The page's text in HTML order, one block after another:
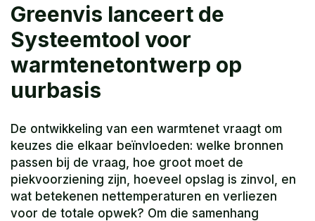
Greenvis lanceert de
Systeemtool voor
warmtenetontwerp op
uurbasis
De ontwikkeling van een warmtenet vraagt om
keuzes die elkaar beïnvloeden: welke bronnen
passen bij de vraag, hoe groot moet de
piekvoorziening zijn, hoeveel opslag is zinvol, en
wat betekenen nettemperaturen en verliezen
voor de totale opwek? Om die samenhang